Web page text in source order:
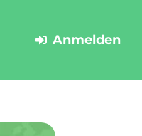
Anmelden